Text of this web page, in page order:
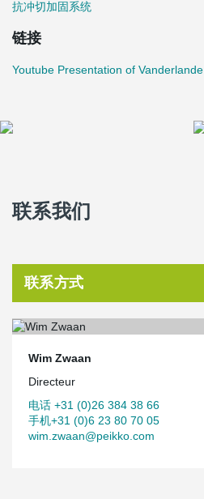
抗冲切加固系统
链接
Youtube Presentation of Vanderlande
联系我们
联系方式
Wim Zwaan
Directeur
电话 +31 (0)26 384 38 66
手机+31 (0)6 23 80 70 05
wim.zwaan@peikko.com